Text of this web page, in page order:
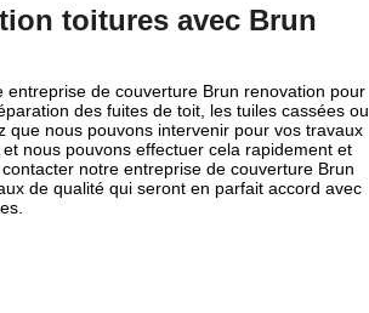
toitures avec Brun
de couverture Brun renovation pour
des fuites de toit, les tuiles cassées ou
que nous pouvons intervenir pour vos travaux
nous pouvons effectuer cela rapidement et
notre entreprise de couverture Brun
de qualité qui seront en parfait accord avec